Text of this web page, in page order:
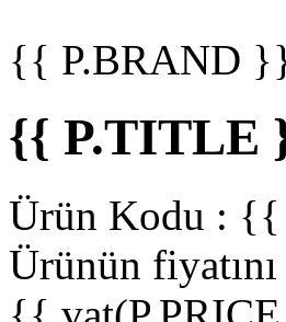
{{ P.BRAND
{{ P.TITLE
Ürün Kodu : {{
Ürünün